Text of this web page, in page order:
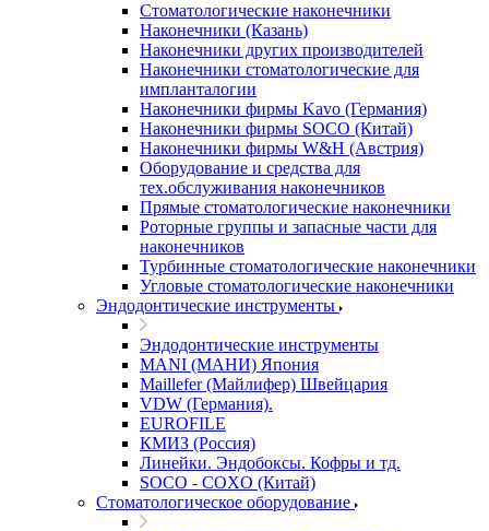
Стоматологические наконечники
Наконечники (Казань)
Наконечники других производителей
Наконечники стоматологические для
импланталогии
Наконечники фирмы Kavo (Германия)
Наконечники фирмы SOCO (Китай)
Наконечники фирмы W&H (Австрия)
Оборудование и средства для
тех.обслуживания наконечников
Прямые стоматологические наконечники
Роторные группы и запасные части для
наконечников
Турбинные стоматологические наконечники
Угловые стоматологические наконечники
Эндодонтические инструменты
Эндодонтические инструменты
MANI (МАНИ) Япония
Maillefer (Майлифер) Швейцария
VDW (Германия).
EUROFILE
КМИЗ (Россия)
Линейки. Эндобоксы. Кофры и тд.
SOCO - COXO (Китай)
Стоматологическое оборудование